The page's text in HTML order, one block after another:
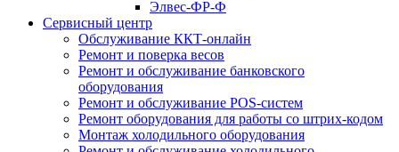
Элвес-ФР-Ф
Сервисный центр
Обслуживание ККТ-онлайн
Ремонт и поверка весов
Ремонт и обслуживание банковского
оборудования
Ремонт и обслуживание POS-систем
Ремонт оборудования для работы со штрих-кодом
Монтаж холодильного оборудования